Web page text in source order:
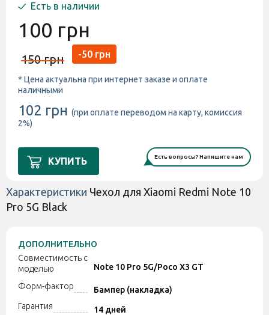
Есть в наличии
100 грн
150 грн -50 грн
* Цена актуальна при интернет заказе и оплате
наличными
102 грн (при оплате переводом на карту, комиссия
2%)
КУПИТЬ Есть вопросы? Напишите нам
Характеристики Чехол для Xiaomi Redmi Note 10
Pro 5G Black
ДОПОЛНИТЕЛЬНО
Совместимость с
моделью
Note 10 Pro 5G/Poco X3 GT
Форм-фактор
Бампер (накладка)
Гарантия
14 дней